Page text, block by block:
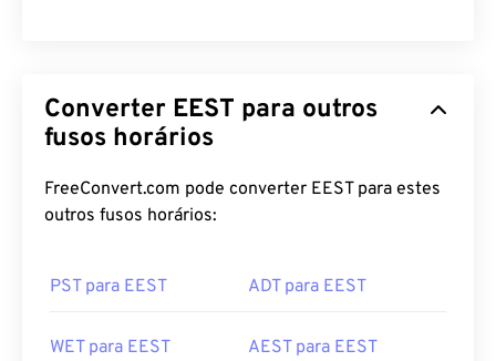
Converter EEST para outros
fusos horários
FreeConvert.com pode converter EEST para estes
outros fusos horários:
PST para EEST ADT para EEST
WET para EEST AEST para EEST